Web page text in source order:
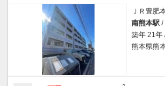
ＪＲ豊肥
南熊本駅 /
築年 21年
熊本県熊